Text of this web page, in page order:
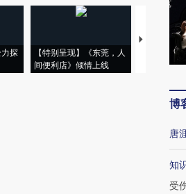
力探
【特别呈现】《东莞，人
间便利店》倾情上线
【推广】走
会，让数
博
唐
知
受